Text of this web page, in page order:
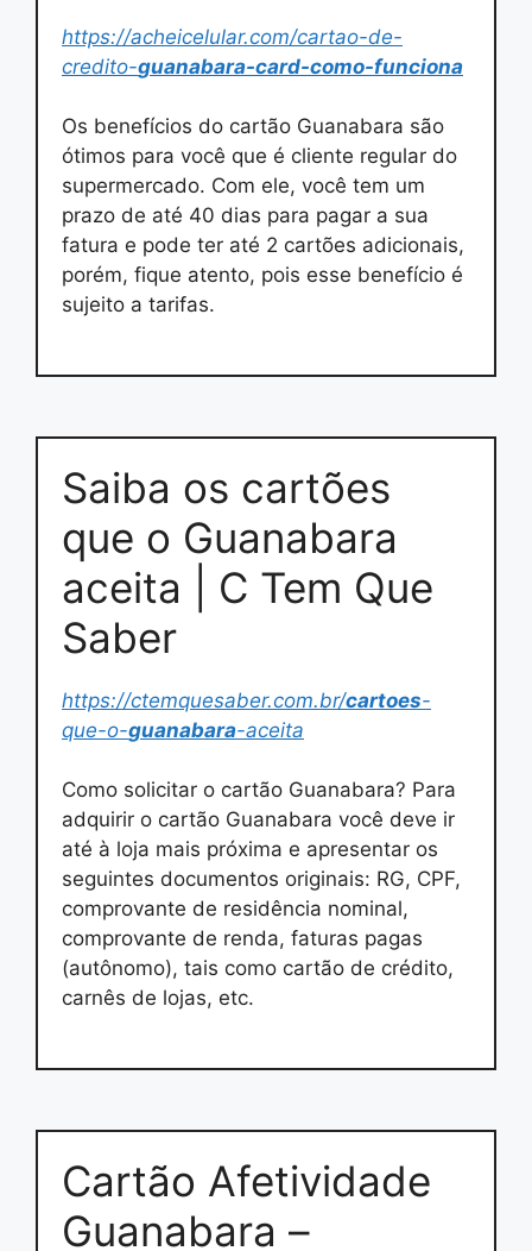
https://acheicelular.com/cartao-de-
credito-guanabara-card-como-funciona
Os benefícios do cartão Guanabara são
ótimos para você que é cliente regular do
supermercado. Com ele, você tem um
prazo de até 40 dias para pagar a sua
fatura e pode ter até 2 cartões adicionais,
porém, fique atento, pois esse benefício é
sujeito a tarifas.
Saiba os cartões
que o Guanabara
aceita | C Tem Que
Saber
https://ctemquesaber.com.br/cartoes-
que-o-guanabara-aceita
Como solicitar o cartão Guanabara? Para
adquirir o cartão Guanabara você deve ir
até à loja mais próxima e apresentar os
seguintes documentos originais: RG, CPF,
comprovante de residência nominal,
comprovante de renda, faturas pagas
(autônomo), tais como cartão de crédito,
carnês de lojas, etc.
Cartão Afetividade
Guanabara –